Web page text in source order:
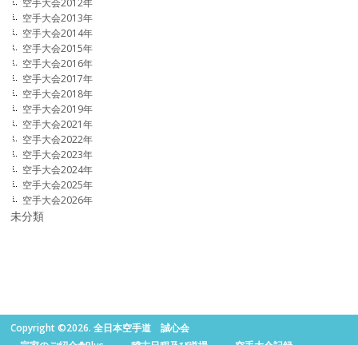
空手大会2013年
空手大会2014年
空手大会2015年
空手大会2016年
空手大会2017年
空手大会2018年
空手大会2019年
空手大会2021年
空手大会2022年
空手大会2023年
空手大会2024年
空手大会2025年
空手大会2026年
未分類
Copyright ©2026. 全日本空手道 誠心会